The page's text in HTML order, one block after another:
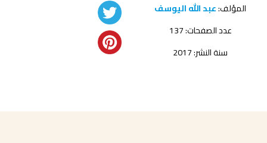
المؤلف:عبد الله اليوسف
عدد الصفحات: 137
سنة النشر: 2017